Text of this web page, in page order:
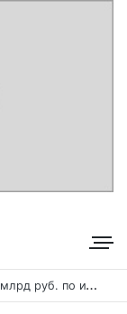
«
Аэрофлот» отчитался об убытке в 123 млрд руб. по итогам года пандемии